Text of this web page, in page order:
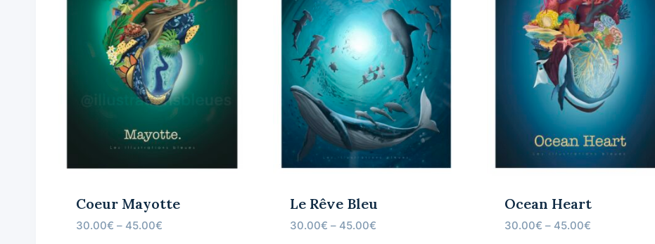
Coeur Mayotte
30.00€ – 45.00€
Le Rêve Bleu
30.00€ – 45.00€
Ocean Heart
30.00€ – 45.00€